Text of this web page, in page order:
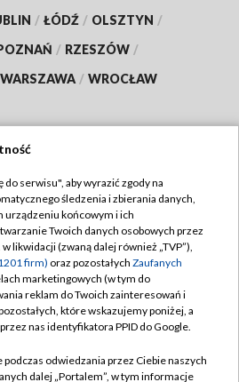
/ ŁÓDŹ / OLSZTYN /
/ RZESZÓW /
WARSZAWA / WROCŁAW
TVP
TVP
prywatności
Moje zgody
Pomoc
Kontakt
serwisu", aby wyrazić zgody na
śledzenia i zbierania danych,
urządzeniu końcowym i ich
Twoich danych osobowych przez
likwidacji (zwaną dalej również „TVP”),
firm) oraz pozostałych Zaufanych
marketingowych (w tym do
reklam do Twoich zainteresowań i
które wskazujemy poniżej, a
nas identyfikatora PPID do Google.
odwiedzania przez Ciebie naszych
dalej „Portalem”, w tym informacje